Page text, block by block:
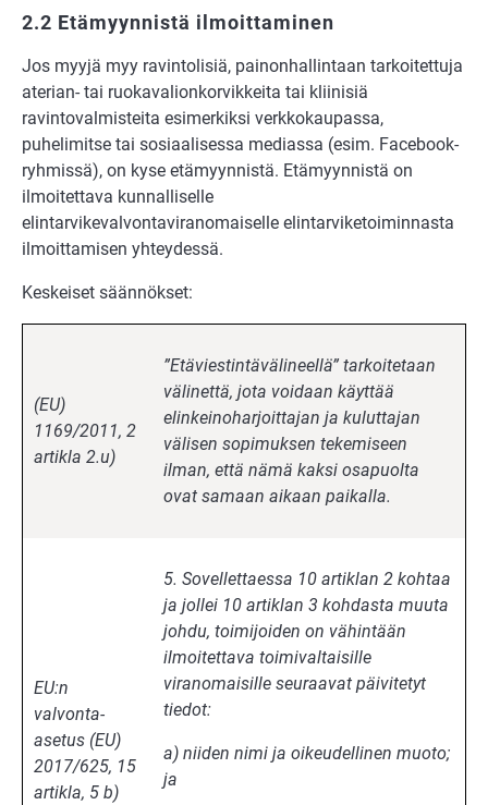
2.2 Etämyynnistä ilmoittaminen
Jos myyjä myy ravintolisiä, painonhallintaan tarkoitettuja
aterian- tai ruokavalionkorvikkeita tai kliinisiä
ravintovalmisteita esimerkiksi verkkokaupassa,
puhelimitse tai sosiaalisessa mediassa (esim. Facebook-
ryhmissä), on kyse etämyynnistä. Etämyynnistä on
ilmoitettava kunnalliselle
elintarvikevalvontaviranomaiselle elintarviketoiminnasta
ilmoittamisen yhteydessä.
Keskeiset säännökset:
(EU)
1169/2011, 2
artikla 2.u)
”Etäviestintävälineellä” tarkoitetaan
välinettä, jota voidaan käyttää
elinkeinoharjoittajan ja kuluttajan
välisen sopimuksen tekemiseen
ilman, että nämä kaksi osapuolta
ovat samaan aikaan paikalla.
EU:n
valvonta-
asetus (EU)
2017/625, 15
artikla, 5 b)
5. Sovellettaessa 10 artiklan 2 kohtaa
ja jollei 10 artiklan 3 kohdasta muuta
johdu, toimijoiden on vähintään
ilmoitettava toimivaltaisille
viranomaisille seuraavat päivitetyt
tiedot:
a) niiden nimi ja oikeudellinen muoto;
ja